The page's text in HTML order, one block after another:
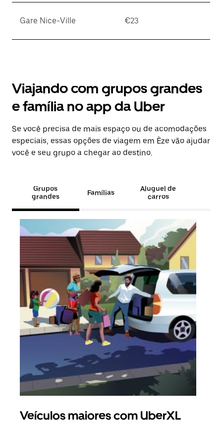
Gare Nice-Ville €23
Viajando com grupos grandes
e família no app da Uber
Se você precisa de mais espaço ou de acomodações
especiais, essas opções de viagem em Èze vão ajudar
você e seu grupo a chegar ao destino.
Grupos
grandes
Famílias
Aluguel de
carros
Veículos maiores com UberXL